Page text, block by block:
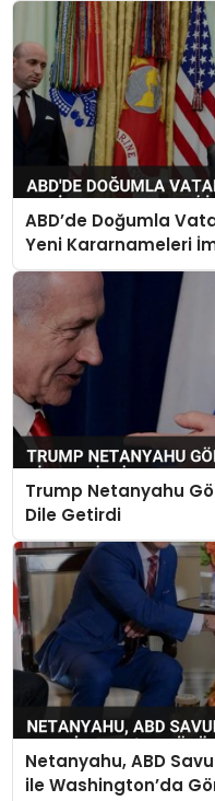
ABD’de Doğumla
Yeni Kararnameleri
Trump Netanyahu
Dile Getirdi
Netanyahu, ABD
ile Washington’da